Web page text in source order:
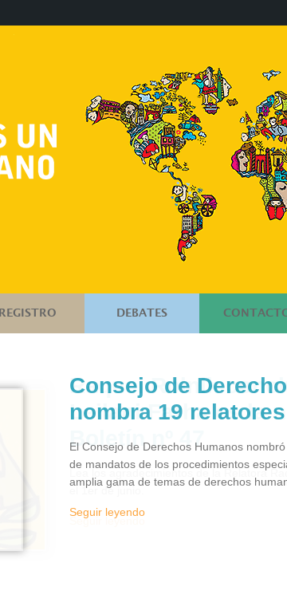
REGISTRO DEBATES
Consejo de
nombra 19
El Consejo de Derechos Humanos
de mandatos de los procedimientos
amplia gama de temas de derechos
Seguir leyendo